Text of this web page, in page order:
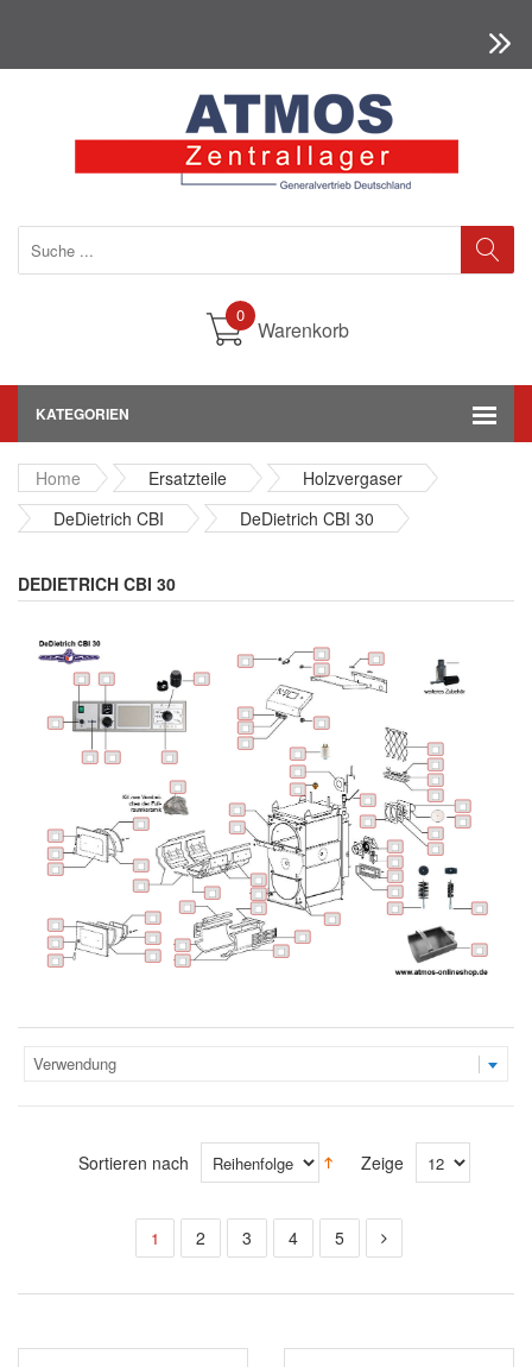
0
Warenkorb
KATEGORIEN
Home Ersatzteile
Holzvergaser
DeDietrich CBI
DeDietrich CBI 30
DEDIETRICH CBI 30
Verwendung
Sortieren nach Zeige
1 2 3 4 5